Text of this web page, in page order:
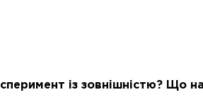
із зовнішністю? Що